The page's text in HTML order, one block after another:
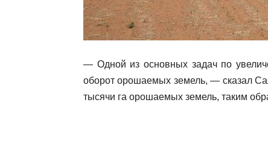
— Одной из основных задач по
оборот орошаемых земель, — сказал
тысячи га орошаемых земель, таким